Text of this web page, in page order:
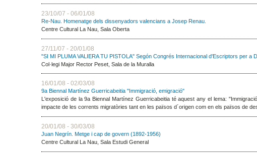
23/10/07 - 06/01/08
Re-Nau. Homenatge dels dissenyadors valencians a Josep Renau.
Centre Cultural La Nau, Sala Oberta
27/11/07 - 20/01/08
"SI MI PLUMA VALIERA TU PISTOLA" Segón Congrés Internacional d'Escriptors per a
Col·legi Major Rector Peset, Sala de la Muralla
16/01/08 - 02/03/08
9a Biennal Martínez Guerricabeitia "Immigració, emigració"
L'exposició de la 9a Biennal Martínez Guerricabeitia té aquest any el lema:
impacte de les corrents migratòries tant en les països d´origen com en els països de
20/01/08 - 30/03/08
Juan Negrín. Metge i cap de govern (1892-1956)
Centre Cultural La Nau, Sala Estudi General